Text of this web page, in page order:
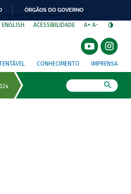
ÓRGÃOS DO GOVERNO
ENGLISH ACESSIBILIDADE A+ A-
CONHECIMENTO IMPRENSA